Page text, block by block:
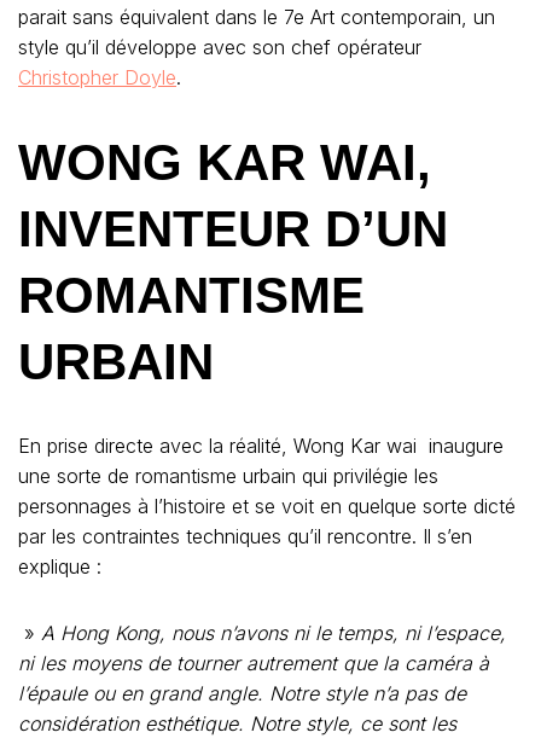
parait sans équivalent dans le 7e Art contemporain, un
style qu’il développe avec son chef opérateur
Christopher Doyle.
WONG KAR WAI,
INVENTEUR D’UN
ROMANTISME
URBAIN
En prise directe avec la réalité, Wong Kar wai inaugure
une sorte de romantisme urbain qui privilégie les
personnages à l’histoire et se voit en quelque sorte dicté
par les contraintes techniques qu’il rencontre. Il s’en
explique :
» A Hong Kong, nous n’avons ni le temps, ni l’espace,
ni les moyens de tourner autrement que la caméra à
l’épaule ou en grand angle. Notre style n’a pas de
considération esthétique. Notre style, ce sont les